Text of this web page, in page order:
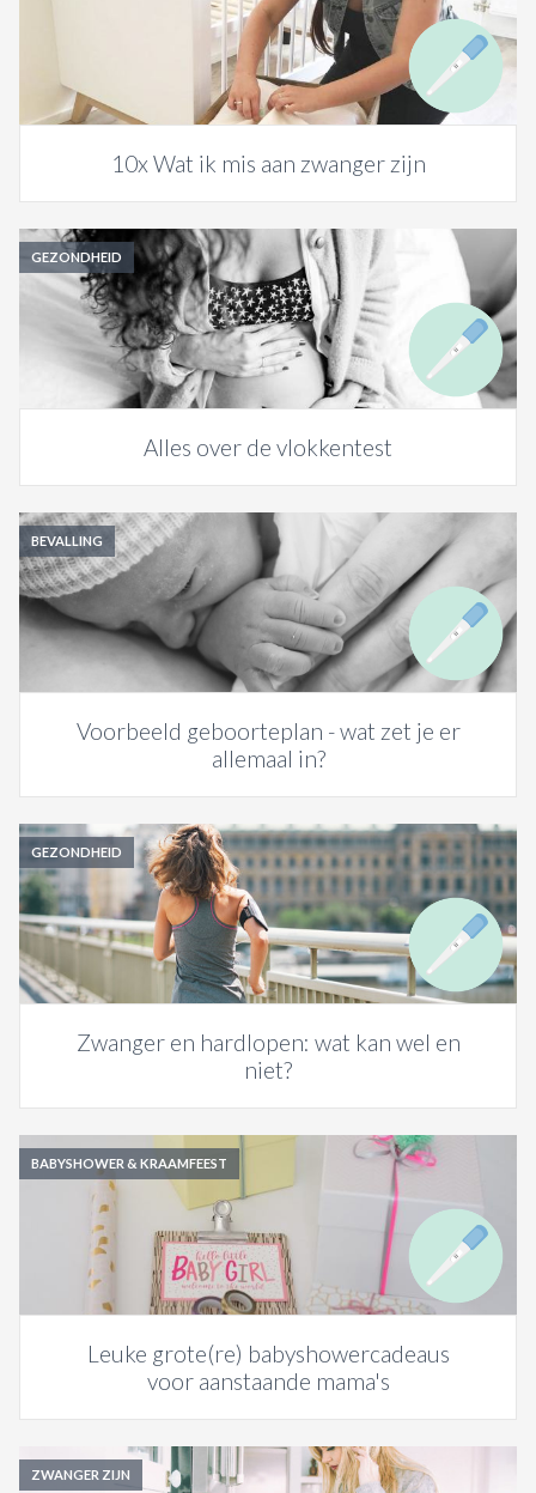
10x Wat ik mis aan zwanger zijn
GEZONDHEID
Alles over de vlokkentest
BEVALLING
Voorbeeld geboorteplan - wat zet je er
allemaal in?
GEZONDHEID
Zwanger en hardlopen: wat kan wel en
niet?
BABYSHOWER & KRAAMFEEST
Leuke grote(re) babyshowercadeaus
voor aanstaande mama's
ZWANGER ZIJN